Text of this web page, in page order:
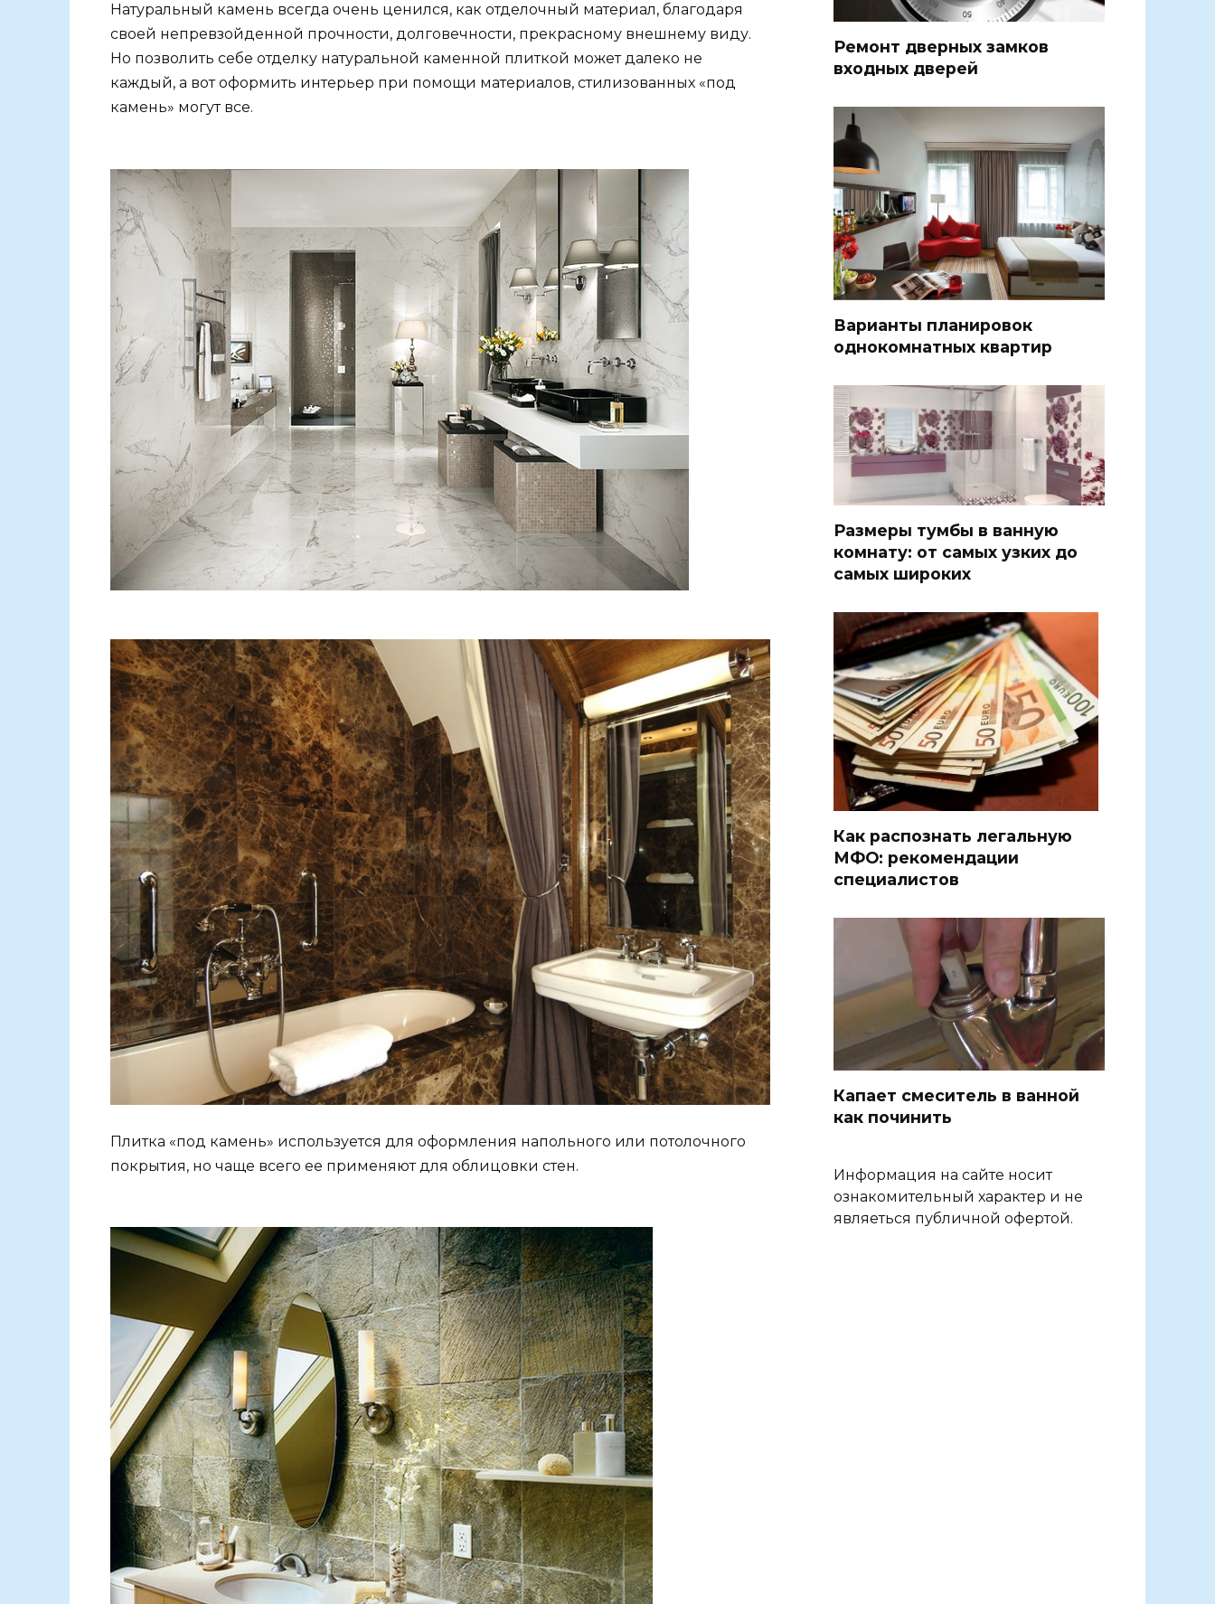
Натуральный камень всегда очень ценился, как отделочный материал, благодаря
своей непревзойденной прочности, долговечности, прекрасному внешнему виду.
Но позволить себе отделку натуральной каменной плиткой может далеко не
каждый, а вот оформить интерьер при помощи материалов, стилизованных «под
камень» могут все.
Плитка «под камень» используется для оформления напольного или потолочного
покрытия, но чаще всего ее применяют для облицовки стен.
Ремонт дверных замков
входных дверей
Варианты планировок
однокомнатных квартир
Размеры тумбы в ванную
комнату: от самых узких до
самых широких
Как распознать легальную
МФО: рекомендации
специалистов
Капает смеситель в ванной
как починить
Информация на сайте носит
ознакомительный характер и не
являеться публичной офертой.